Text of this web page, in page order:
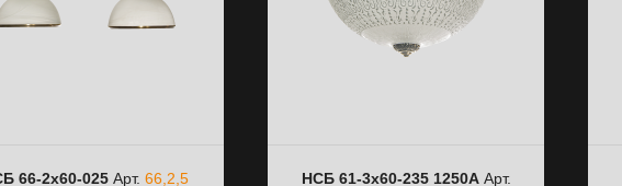
66-2х60-025 Арт.66,2,5
НСБ 61-3х60-235 1250ААрт.